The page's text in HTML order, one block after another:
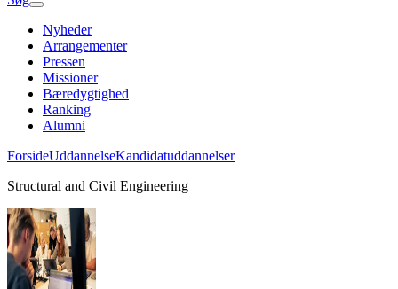
Nyheder
Arrangementer
Pressen
Missioner
Bæredygtighed
Ranking
Alumni
ForsideUddannelseKandidatuddannelser
Structural and Civil Engineering